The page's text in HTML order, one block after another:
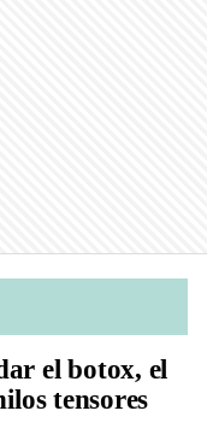
el botox, el
tensores